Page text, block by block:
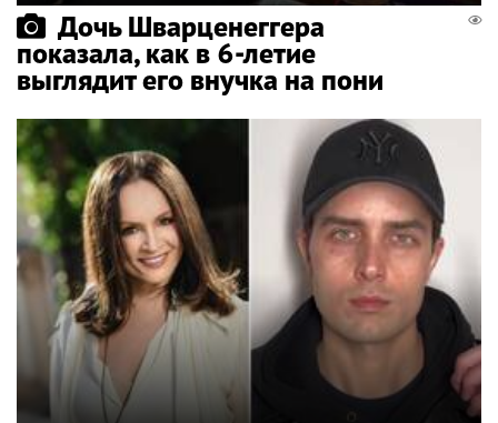
Дочь Шварценеггера
показала, как в 6-летие
выглядит его внучка на пони